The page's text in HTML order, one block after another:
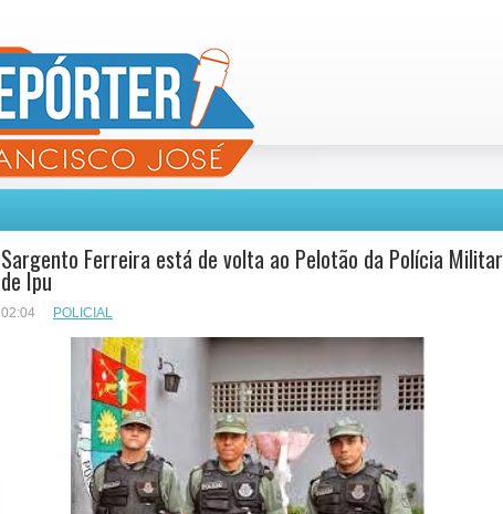
Sargento Ferreira está de volta ao Pelotão da Polícia Militar
de Ipu
02:04 POLICIAL